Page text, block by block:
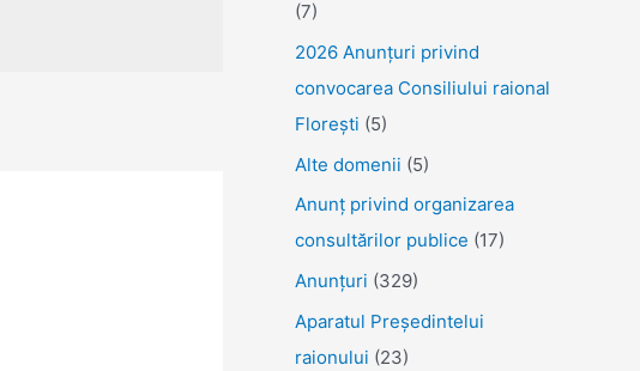
(7)
2026 Anunțuri privind
convocarea Consiliului raional
Florești (5)
Alte domenii (5)
Anunţ privind organizarea
consultărilor publice (17)
Anunţuri (329)
Aparatul Preşedintelui
raionului (23)